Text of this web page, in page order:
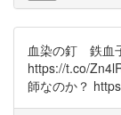
血染の釘 鉄
https://t.co/
師なのか？